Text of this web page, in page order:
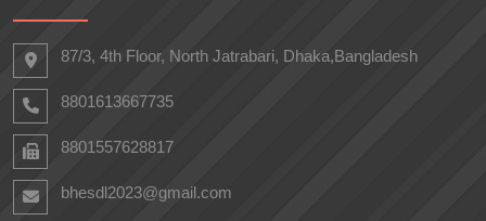
87/3, 4th Floor, North Jatrabari, Dhaka,Bangladesh
8801613667735
8801557628817
bhesdl2023@gmail.com